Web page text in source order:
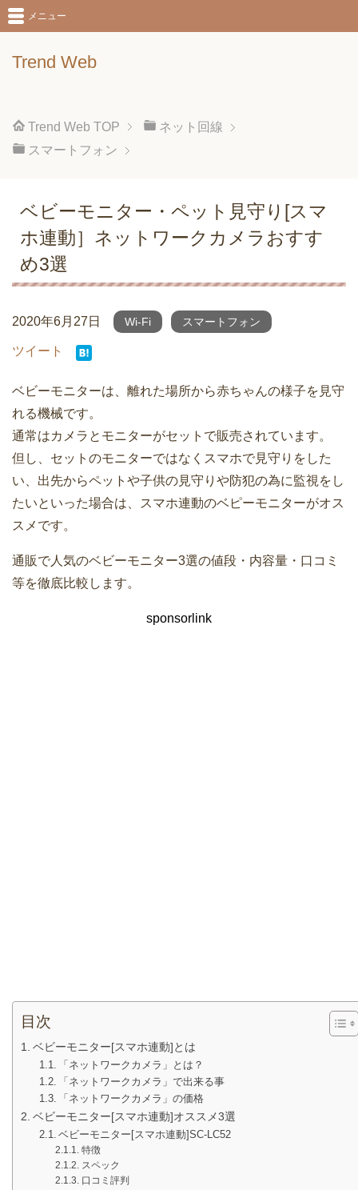
Trend Web
メニュー
Trend Web TOP
ネット回線
スマートフォン
ベビーモニター・ペット見守り[スマ
ホ連動］ネットワークカメラおすす
め3選
2020年6月27日 Wi-Fi スマートフォン
ツイート
ベビーモニターは、離れた場所から赤ちゃんの様子を見守
れる機械です。
通常はカメラとモニターがセットで販売されています。
但し、セットのモニターではなくスマホで見守りをした
い、出先からペットや子供の見守りや防犯の為に監視をし
たいといった場合は、スマホ連動のベピーモニターがオス
スメです。
通販で人気のベビーモニター3選の値段・内容量・口コミ
等を徹底比較します。
sponsorlink
目次
ベビーモニター[スマホ連動]とは
「ネットワークカメラ」とは？
「ネットワークカメラ」で出来る事
「ネットワークカメラ」の価格
ベビーモニター[スマホ連動]オススメ3選
ベビーモニター[スマホ連動]SC-LC52
特徴
スペック
口コミ評判